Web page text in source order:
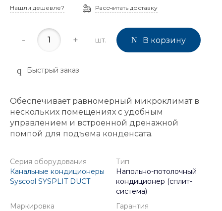
Нашли дешевле? Рассчитать доставку
- + шт. В корзину
Быстрый заказ
Обеспечивает равномерный микроклимат в
нескольких помещениях с удобным
управлением и встроенной дренажной
помпой для подъема конденсата.
Серия оборудования
Канальные кондиционеры
Syscool SYSPLIT DUCT
Тип
Напольно-потолочный
кондиционер (сплит-
система)
Маркировка
Гарантия